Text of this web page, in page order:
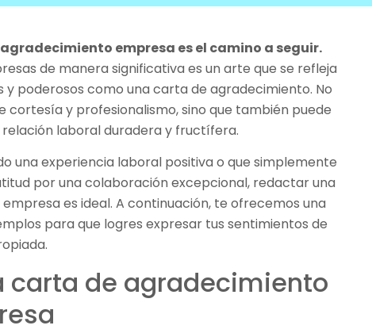
empresa es el camino a seguir.
de manera significativa es un arte que se refleja
y poderosos como una carta de agradecimiento. No
cortesía y profesionalismo, sino que también puede
laboral duradera y fructífera.
una experiencia laboral positiva o que simplemente
por una colaboración excepcional, redactar una
es ideal. A continuación, te ofrecemos una
para que logres expresar tus sentimientos de
carta de agradecimiento